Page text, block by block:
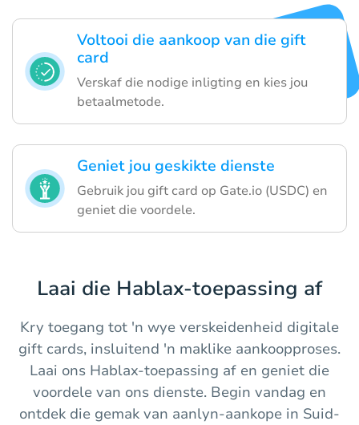
Voltooi die aankoop van die gift
card
Verskaf die nodige inligting en kies jou
betaalmetode.
Geniet jou geskikte dienste
Gebruik jou gift card op Gate.io (USDC) en
geniet die voordele.
Laai die Hablax-toepassing af
Kry toegang tot 'n wye verskeidenheid digitale
gift cards, insluitend 'n maklike aankoopproses.
Laai ons Hablax-toepassing af en geniet die
voordele van ons dienste. Begin vandag en
ontdek die gemak van aanlyn-aankope in Suid-